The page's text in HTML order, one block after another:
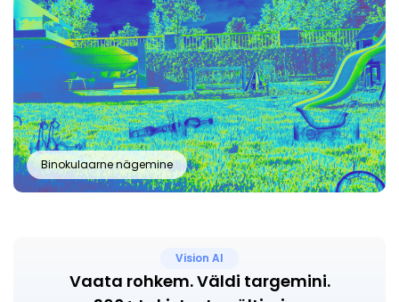
Binokulaarne nägemine
Vision AI
Vaata rohkem. Väldi targemini.